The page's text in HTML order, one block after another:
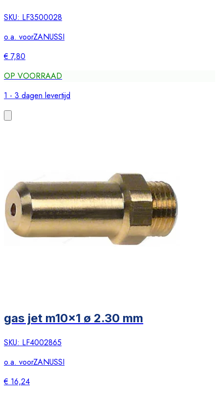
SKU: LF3500028
o.a. voorZANUSSI
€ 7,80
OP VOORRAAD
1 - 3 dagen levertijd
gas jet m10x1 ø 2.30 mm
SKU: LF4002865
o.a. voorZANUSSI
€ 16,24